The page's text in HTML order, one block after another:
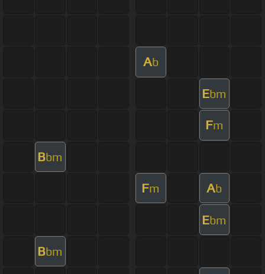
Ab
Ebm
Fm
Bbm
Fm Ab
Ebm
Bbm